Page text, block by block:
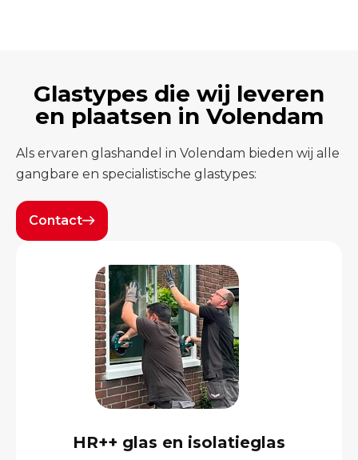
Glastypes die wij leveren
en plaatsen in Volendam
Als ervaren glashandel in Volendam bieden wij alle
gangbare en specialistische glastypes:
Contact
HR++ glas en isolatieglas